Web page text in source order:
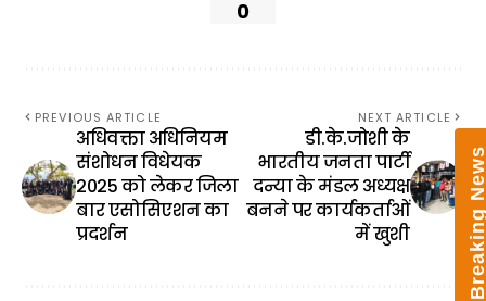
0
PREVIOUS ARTICLE
अधिवक्ता अधिनियम
संशोधन विधेयक
2025 को लेकर जिला
बार एसोसिएशन का
प्रदर्शन
NEXT ARTICLE
डी.के.जोशी के
भारतीय जनता पार्टी
दन्या के मंडल अध्यक्ष
बनने पर कार्यकर्ताओं
में खुशी